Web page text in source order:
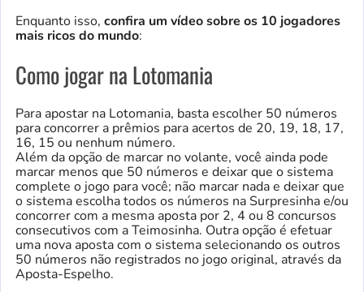
Enquanto isso, confira um vídeo sobre os 10 jogadores
mais ricos do mundo:
Como jogar na Lotomania
Para apostar na Lotomania, basta escolher 50 números
para concorrer a prêmios para acertos de 20, 19, 18, 17,
16, 15 ou nenhum número.
Além da opção de marcar no volante, você ainda pode
marcar menos que 50 números e deixar que o sistema
complete o jogo para você; não marcar nada e deixar que
o sistema escolha todos os números na Surpresinha e/ou
concorrer com a mesma aposta por 2, 4 ou 8 concursos
consecutivos com a Teimosinha. Outra opção é efetuar
uma nova aposta com o sistema selecionando os outros
50 números não registrados no jogo original, através da
Aposta-Espelho.